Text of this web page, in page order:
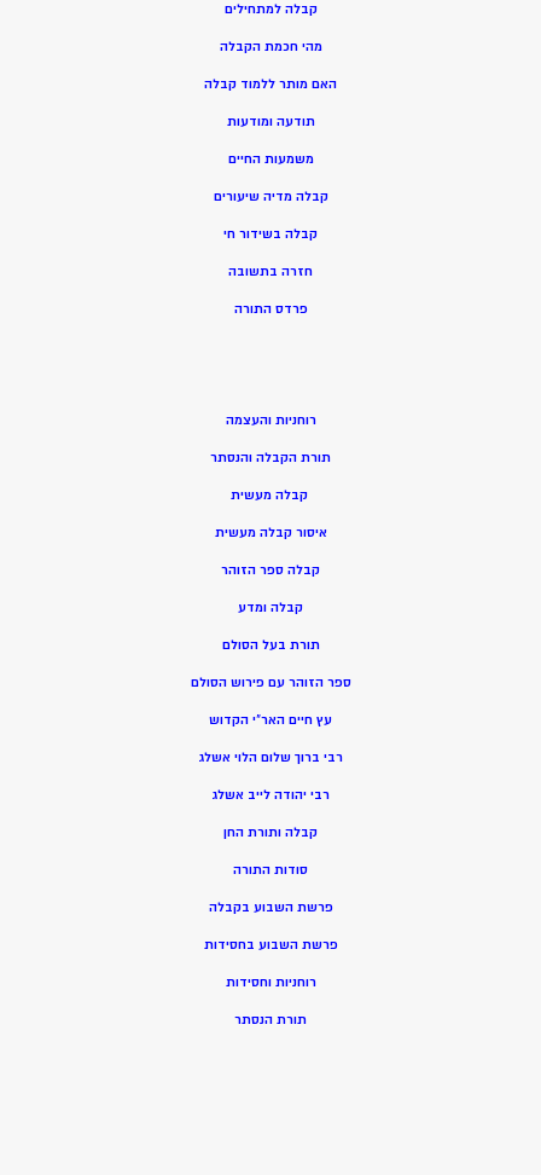
קבלה למתחילים
מהי חכמת הקבלה
האם מותר ללמוד קבלה
תודעה ומודעות
משמעות החיים
קבלה מדיה שיעורים
קבלה בשידור חי
חזרה בתשובה
פרדס התורה
רוחניות והעצמה
תורת הקבלה והנסתר
קבלה מעשית
איסור קבלה מעשית
קבלה ספר הזוהר
קבלה ומדע
תורת בעל הסולם
ספר הזוהר עם פירוש הסולם
עץ חיים האר”י הקדוש
רבי ברוך שלום הלוי אשלג
רבי יהודה לייב אשלג
קבלה ותורת החן
סודות התורה
פרשת השבוע בקבלה
פרשת השבוע בחסידות
רוחניות וחסידות
תורת הנסתר